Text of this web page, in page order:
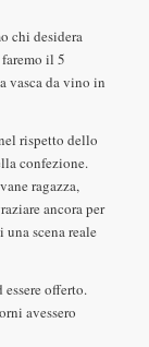
chi desidera
il 5
vasca da vino in
rispetto dello
confezione.
ragazza,
ancora per
scena reale
offerto.
avessero